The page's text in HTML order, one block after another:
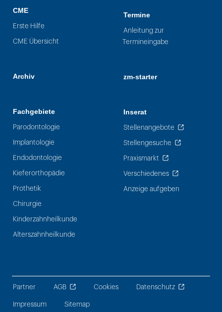
CME
Erste Hilfe
CME Übersicht
Archiv
Fachgebiete
Parodontologie
Implantologie
Endodontologie
Kieferorthopädie
Prothetik
Chirurgie
Kinderzahnheilkunde
Alterszahnheilkunde
Termine
Anleitung zur
Termineingabe
zm-starter
Inserat
Stellenangebote
Stellengesuche
Praxismarkt
Verschiedenes
Anzeige aufgeben
Partner AGB Cookies Datenschutz
Impressum Sitemap